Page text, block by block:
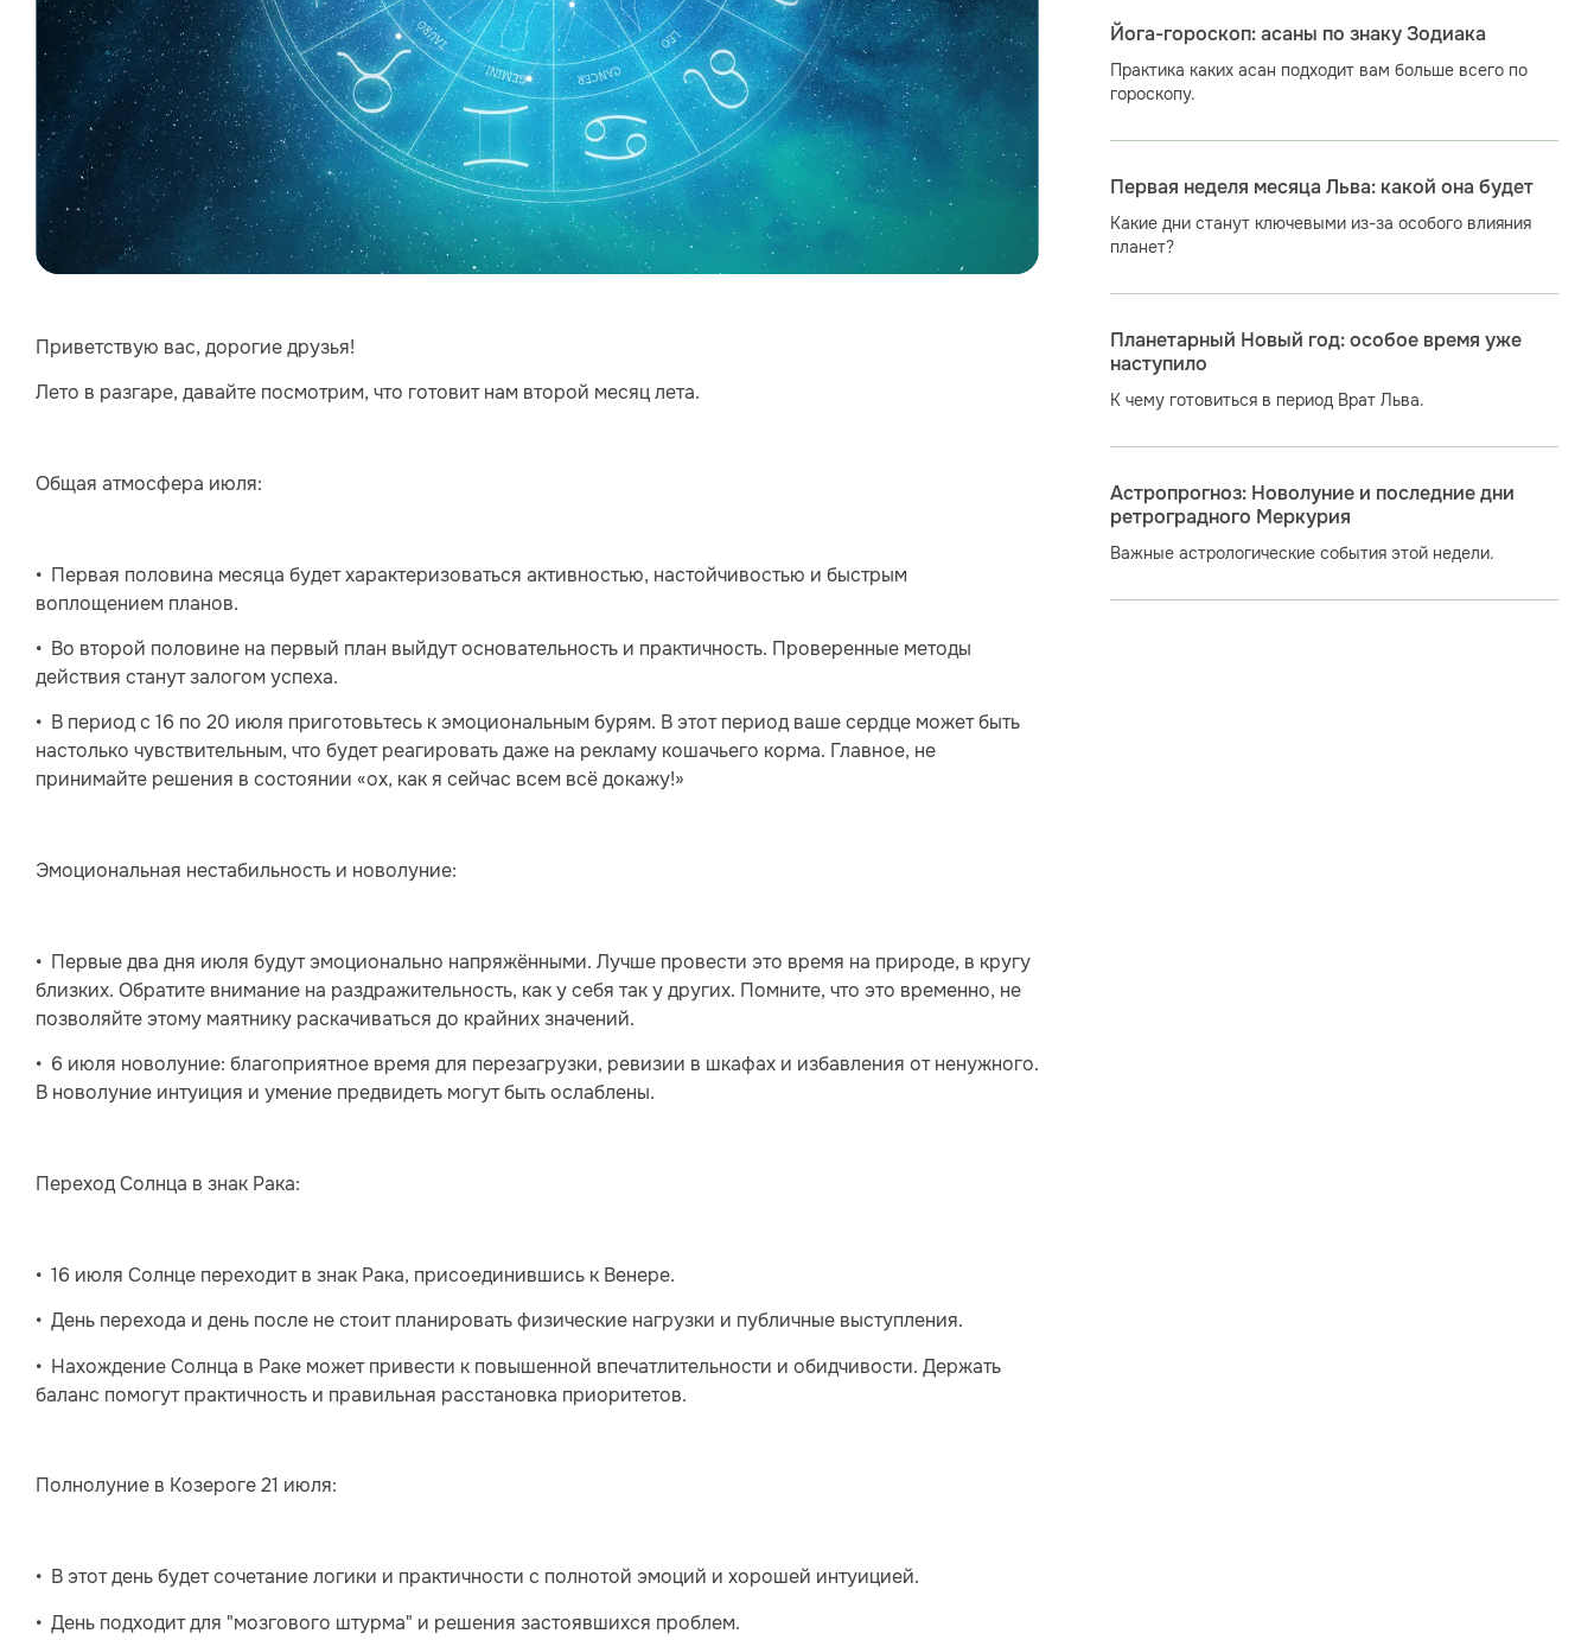
Приветствую вас, дорогие друзья!
Лето в разгаре, давайте посмотрим, что готовит нам второй месяц лета.
Общая атмосфера июля:
• Первая половина месяца будет характеризоваться активностью, настойчивостью и быстрым
воплощением планов.
• Во второй половине на первый план выйдут основательность и практичность. Проверенные методы
действия станут залогом успеха.
• В период с 16 по 20 июля приготовьтесь к эмоциональным бурям. В этот период ваше сердце может быть
настолько чувствительным, что будет реагировать даже на рекламу кошачьего корма. Главное, не
принимайте решения в состоянии «ох, как я сейчас всем всё докажу!»
Эмоциональная нестабильность и новолуние:
• Первые два дня июля будут эмоционально напряжёнными. Лучше провести это время на природе, в кругу
близких. Обратите внимание на раздражительность, как у себя так у других. Помните, что это временно, не
позволяйте этому маятнику раскачиваться до крайних значений.
• 6 июля новолуние: благоприятное время для перезагрузки, ревизии в шкафах и избавления от ненужного.
В новолуние интуиция и умение предвидеть могут быть ослаблены.
Переход Солнца в знак Рака:
• 16 июля Солнце переходит в знак Рака, присоединившись к Венере.
• День перехода и день после не стоит планировать физические нагрузки и публичные выступления.
• Нахождение Солнца в Раке может привести к повышенной впечатлительности и обидчивости. Держать
баланс помогут практичность и правильная расстановка приоритетов.
Полнолуние в Козероге 21 июля:
• В этот день будет сочетание логики и практичности с полнотой эмоций и хорошей интуицией.
• День подходит для "мозгового штурма" и решения застоявшихся проблем.
Йога-гороскоп: асаны по знаку Зодиака
Практика каких асан подходит вам больше всего по
гороскопу.
Первая неделя месяца Льва: какой она будет
Какие дни станут ключевыми из-за особого влияния
планет?
Планетарный Новый год: особое время уже
наступило
К чему готовиться в период Врат Льва.
Астропрогноз: Новолуние и последние дни
ретроградного Меркурия
Важные астрологические события этой недели.